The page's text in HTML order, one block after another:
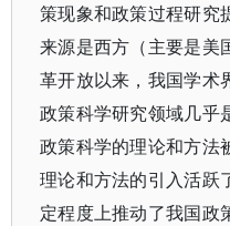
策现象和政策过程研究
来源是西方（主要是美
革开放以来，我国学术
政策科学研究领域几乎
政策科学的理论和方法
理论和方法的引入活跃
定程度上推动了我国政